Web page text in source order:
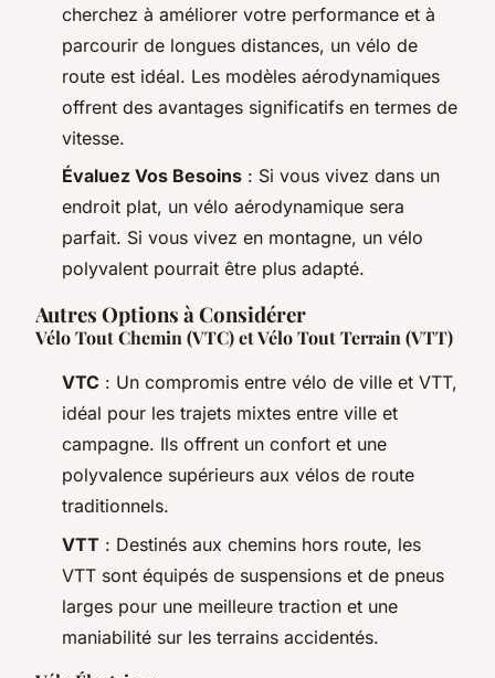
cherchez à améliorer votre performance et à
parcourir de longues distances, un vélo de
route est idéal. Les modèles aérodynamiques
offrent des avantages significatifs en termes de
vitesse.
Évaluez Vos Besoins : Si vous vivez dans un
endroit plat, un vélo aérodynamique sera
parfait. Si vous vivez en montagne, un vélo
polyvalent pourrait être plus adapté.
Autres Options à Considérer
Vélo Tout Chemin (VTC) et Vélo Tout Terrain (VTT)
VTC : Un compromis entre vélo de ville et VTT,
idéal pour les trajets mixtes entre ville et
campagne. Ils offrent un confort et une
polyvalence supérieurs aux vélos de route
traditionnels.
VTT : Destinés aux chemins hors route, les
VTT sont équipés de suspensions et de pneus
larges pour une meilleure traction et une
maniabilité sur les terrains accidentés.